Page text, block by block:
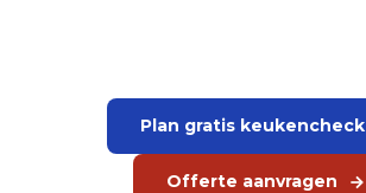
Plan gratis keukencheck
Offerte aanvragen